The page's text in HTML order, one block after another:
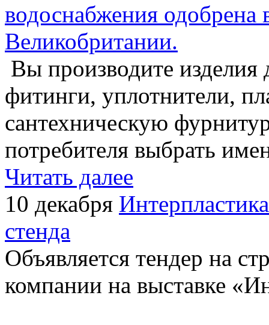
водоснабжения
Великобритании.
Вы производите
фитинги, уплотнители,
сантехническую
потребителя выбрать
Читать далее
10 декабря
стенда
Объявляется тендер на
компании на выставке